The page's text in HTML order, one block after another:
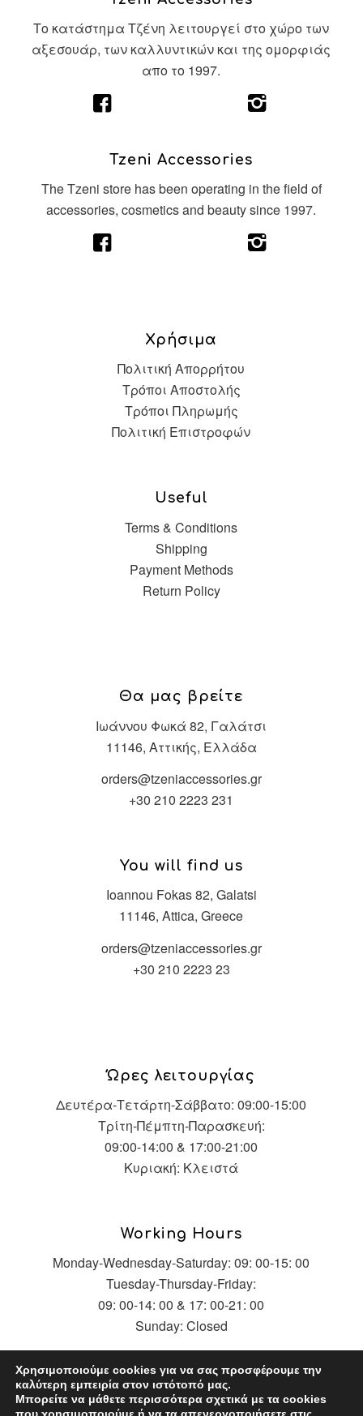
Το κατάστημα Τζένη λειτουργεί στο χώρο των
αξεσουάρ, των καλλυντικών και της ομορφιάς
απο το 1997.
Tzeni Accessories
The Tzeni store has been operating in the field of
accessories, cosmetics and beauty since 1997.
Χρήσιμα
Πολιτική Απορρήτου
Τρόποι Αποστολής
Τρόποι Πληρωμής
Πολιτική Επιστροφών
Useful
Terms & Conditions
Shipping
Payment Methods
Return Policy
Θα μας βρείτε
Ιωάννου Φωκά 82, Γαλάτσι
11146, Αττικής, Ελλάδα
orders@tzeniaccessories.gr
+30 210 2223 231
You will find us
Ioannou Fokas 82, Galatsi
11146, Attica, Greece
orders@tzeniaccessories.gr
+30 210 2223 23
Ώρες λειτουργίας
Δευτέρα-Τετάρτη-Σάββατο: 09:00-15:00
Τρίτη-Πέμπτη-Παρασκευή:
09:00-14:00 & 17:00-21:00
Κυριακή: Κλειστά
Working Hours
Monday-Wednesday-Saturday: 09: 00-15: 00
Tuesday-Thursday-Friday:
09: 00-14: 00 & 17: 00-21: 00
Sunday: Closed
Χρησιμοποιούμε cookies για να σας προσφέρουμε την
καλύτερη εμπειρία στον ιστότοπό μας.
Μπορείτε να μάθετε περισσότερα σχετικά με τα cookies